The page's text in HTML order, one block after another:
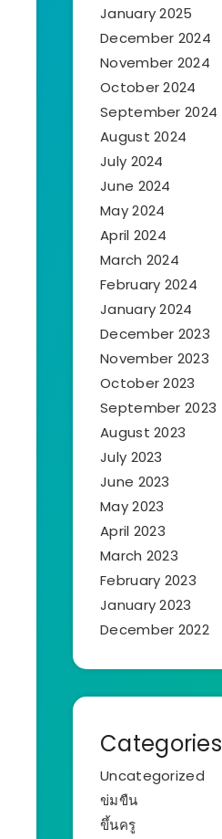
January 2025
December 2024
November 2024
October 2024
September 2024
August 2024
July 2024
June 2024
May 2024
April 2024
March 2024
February 2024
January 2024
December 2023
November 2023
October 2023
September 2023
August 2023
July 2023
June 2023
May 2023
April 2023
March 2023
February 2023
January 2023
December 2022
Categories
Uncategorized
ข่มขืน
ขึ้นครู